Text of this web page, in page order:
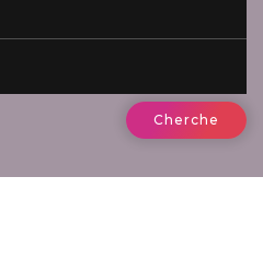
Cherche